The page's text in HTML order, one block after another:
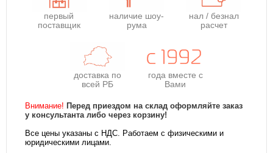
первый
поставщик
наличие шоу-
рума
нал / безнал
расчет
доставка по
всей РБ
года вместе с
Вами
Внимание! Перед приездом на склад оформляйте заказ
у консультанта либо через корзину!
Все цены указаны с НДС. Работаем с физическими и
юридическими лицами.